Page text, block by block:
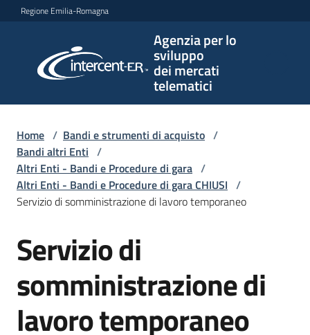
Vai al contenuto
Vai alla navigazione
Vai al footer
Regione Emilia-Romagna
Agenzia per lo
sviluppo
dei mercati
telematici
per lo
sviluppo
telematici
L'Agenzia
Bandi
strumenti
acquisto
Home / Bandi e strumenti di acquisto /
Bandi altri Enti /
Altri Enti - Bandi e Procedure di gara /
Altri Enti - Bandi e Procedure di gara CHIUSI /
Servizio di somministrazione di lavoro temporaneo
Salta al contenuto
Servizio di
somministrazione di
lavoro temporaneo